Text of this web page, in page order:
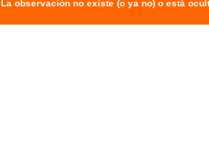
La observación no existe (o ya no) o está